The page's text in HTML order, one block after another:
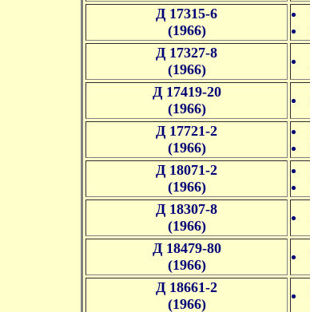
Д 17315-6
(1966)
Д 17327-8
(1966)
Д 17419-20
(1966)
Д 17721-2
(1966)
Д 18071-2
(1966)
Д 18307-8
(1966)
Д 18479-80
(1966)
Д 18661-2
(1966)